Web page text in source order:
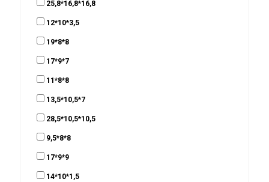
25,8*16,8*16,8
12*10*3,5
19*8*8
17*9*7
11*8*8
13,5*10,5*7
28,5*10,5*10,5
9,5*8*8
17*9*9
14*10*1,5